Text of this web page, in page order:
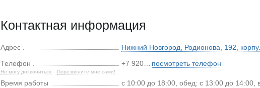
Контактная информация
Адрес Нижний Новгород, Родионова, 192, корпу.
Телефон
Не могу дозвониться Перезвоните мне сами!
+7 920… посмотреть телефон
Время работы
с 10:00 до 18:00, обед: с 13:00 до 14:00,